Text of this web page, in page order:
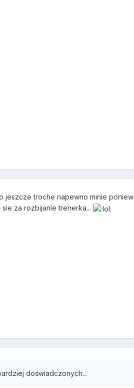
troche napewno minie
za rozbijanie trenerka...
doświadczonych...